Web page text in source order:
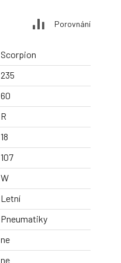
Porovnání
Scorpion
235
60
R
18
107
W
Letní
Pneumatiky
ne
ne